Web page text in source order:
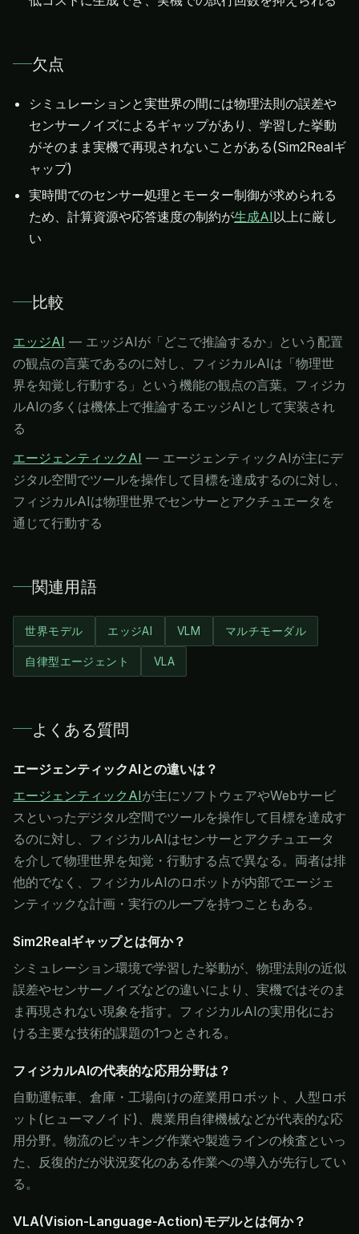
欠点
シミュレーションと実世界の間には物理法則の誤差や
センサーノイズによるギャップがあり、学習した挙動
がそのまま実機で再現されないことがある(Sim2Realギ
ャップ)
実時間でのセンサー処理とモーター制御が求められる
ため、計算資源や応答速度の制約が生成AI以上に厳し
い
比較
エッジAI — エッジAIが「どこで推論するか」という配置
の観点の言葉であるのに対し、フィジカルAIは「物理世
界を知覚し行動する」という機能の観点の言葉。フィジカ
ルAIの多くは機体上で推論するエッジAIとして実装され
る
エージェンティックAI — エージェンティックAIが主にデ
ジタル空間でツールを操作して目標を達成するのに対し、
フィジカルAIは物理世界でセンサーとアクチュエータを
通じて行動する
関連用語
世界モデル エッジAI VLM マルチモーダル
自律型エージェント VLA
よくある質問
エージェンティックAIとの違いは？
エージェンティックAIが主にソフトウェアやWebサービ
スといったデジタル空間でツールを操作して目標を達成す
るのに対し、フィジカルAIはセンサーとアクチュエータ
を介して物理世界を知覚・行動する点で異なる。両者は排
他的でなく、フィジカルAIのロボットが内部でエージェ
ンティックな計画・実行のループを持つこともある。
Sim2Realギャップとは何か？
シミュレーション環境で学習した挙動が、物理法則の近似
誤差やセンサーノイズなどの違いにより、実機ではそのま
ま再現されない現象を指す。フィジカルAIの実用化にお
ける主要な技術的課題の1つとされる。
フィジカルAIの代表的な応用分野は？
自動運転車、倉庫・工場向けの産業用ロボット、人型ロボ
ット(ヒューマノイド)、農業用自律機械などが代表的な応
用分野。物流のピッキング作業や製造ラインの検査といっ
た、反復的だが状況変化のある作業への導入が先行してい
る。
VLA(Vision-Language-Action)モデルとは何か？